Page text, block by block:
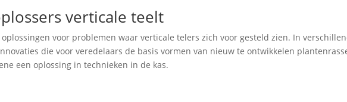
verticale teelt
oplossingen voor problemen waar verticale telers zich voor gesteld zien. In
die voor veredelaars de basis vormen van nieuw te ontwikkelen
een oplossing in technieken in de kas.